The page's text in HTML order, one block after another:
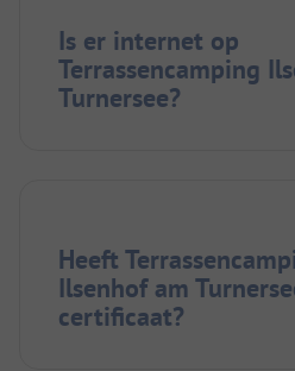
Is er internet op
Terrassencamping
Turnersee?
Heeft
Ilsenhof am
certificaat?